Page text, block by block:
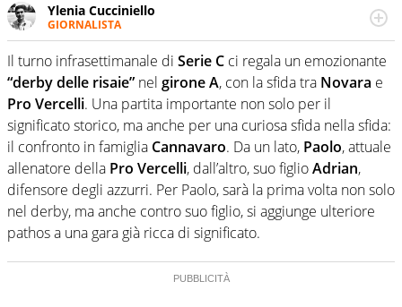
Ylenia Cucciniello
GIORNALISTA
Appassionatissima di tutto lo sport: scrive di calcio
giocato ma non rinuncia allo sguardo sull'extra campo,
dove spesso si trovano risposte che il rettangolo verde
non riesce a restituire
Il turno infrasettimanale di Serie C ci regala un emozionante
“derby delle risaie” nel girone A, con la sfida tra Novara e
Pro Vercelli. Una partita importante non solo per il
significato storico, ma anche per una curiosa sfida nella sfida:
il confronto in famiglia Cannavaro. Da un lato, Paolo, attuale
allenatore della Pro Vercelli, dall’altro, suo figlioAdrian,
difensore degli azzurri. Per Paolo, sarà la prima volta non solo
nel derby, ma anche contro suo figlio, si aggiunge ulteriore
pathos a una gara già ricca di significato.